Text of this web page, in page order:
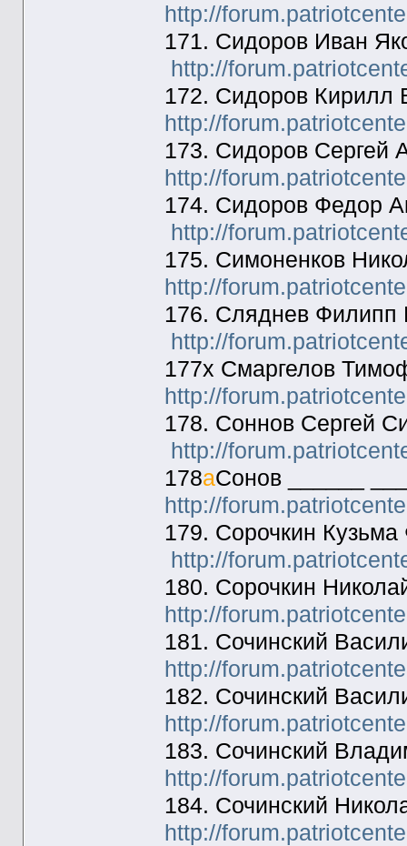
http://
171. Сидоров Иван
http://
172. Сидоров Кирилл
http://
173. Сидоров Сергей
http://
174. Сидоров Федор
http://
175. Симоненков
http://
176. Сляднев
http://
177х Смаргелов
http://
178. Соннов Сергей
http://
178аСонов ______
http://
179. Сорочкин
http://
180. Сорочкин
http://
181. Сочинский
http://
182. Сочинский
http://
183. Сочинский
http://
184. Сочинский
http://